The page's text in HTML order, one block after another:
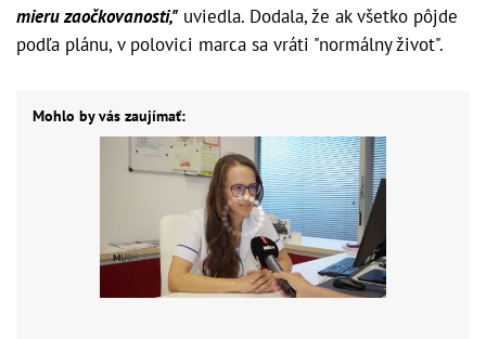
mieru zaočkovanosti," uviedla. Dodala, že ak všetko pôjde
podľa plánu, v polovici marca sa vráti "normálny život".
Mohlo by vás zaujímať: